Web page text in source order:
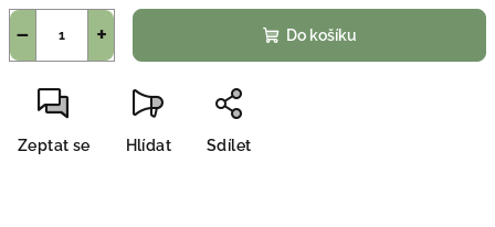
+
− Do košíku
Zeptat se Hlídat Sdílet